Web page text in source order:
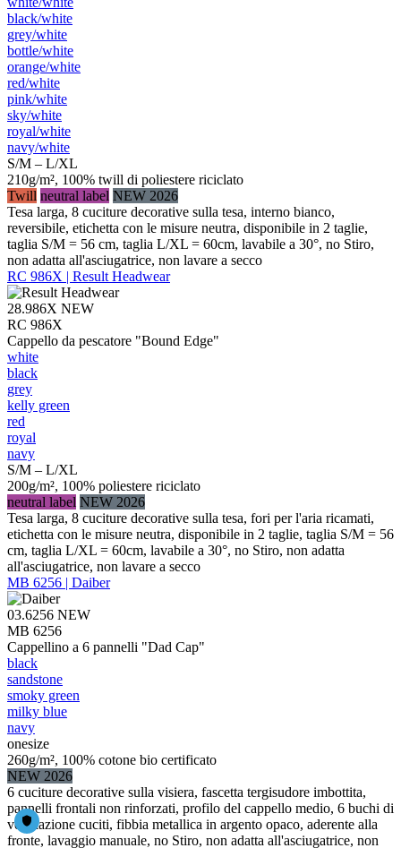
black/​white
grey/​white
bottle/​white
orange/​white
red/​white
pink/​white
sky/​white
royal/​white
navy/​white
S/M – L/XL
210g/m², 100% twill di poliestere riciclato
Twill neutral label NEW 2026
Tesa larga, 8 cuciture decorative sulla tesa, interno bianco,
reversibile, etichetta con le misure neutra, disponibile in 2 taglie,
taglia S/M = 56 cm, taglia L/XL = 60cm, lavabile a 30°, no Stiro,
non adatta all'asciugatrice, non lavare a secco
RC 986X | Result Headwear
28.986X NEW
RC 986X
Cappello da pescatore "Bound Edge"
white
black
grey
kelly green
red
royal
navy
S/M – L/XL
200g/m², 100% poliestere riciclato
neutral label NEW 2026
Tesa larga, 8 cuciture decorative sulla tesa, fori per l'aria ricamati,
etichetta con le misure neutra, disponibile in 2 taglie, taglia S/M = 56
cm, taglia L/XL = 60cm, lavabile a 30°, no Stiro, non adatta
all'asciugatrice, non lavare a secco
MB 6256 | Daiber
03.6256 NEW
MB 6256
Cappellino a 6 pannelli "Dad Cap"
black
sandstone
smoky green
milky blue
navy
onesize
260g/m², 100% cotone bio certificato
NEW 2026
6 cuciture decorative sulla visiera, fascetta tergisudore imbottita,
pannelli frontali non rinforzati, profilo del cappello medio, 6 buchi di
ventilazione cuciti, fibbia metallica in argento opaco, aderente alla
fronte, lavaggio manuale, no Stiro, non adatta all'asciugatrice, non